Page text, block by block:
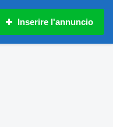
Inserire l'annuncio